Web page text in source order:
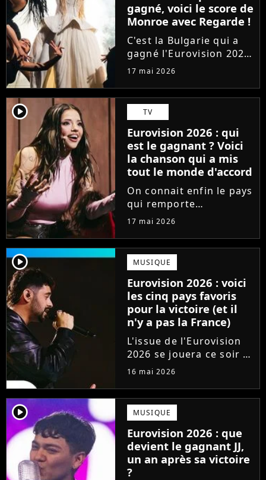
gagné, voici le score de
Monroe avec Regarde !
C'est la Bulgarie qui a
gagné l'Eurovision 2026
à la surprise générale.
la France, qui était
représentée par la
chanteuse Monroe avec
le titre lyrique
"Regarde"...
17 mai 2026
player2 TV
Eurovision 2026 : qui
est le gagnant ? Voici
la chanson qui a mis
tout le monde d'accord
On connait enfin le pays
qui remporte
l'Eurovision 2026 ! Un
Love pour l'Autriche, qui
soulève le trophée et
surclasse toute la
concurrence ?
17 mai 2026
player2 MUSIQUE
Eurovision 2026 : voici
les cinq pays favoris
pour la victoire (et il
n'y a pas la France)
L'issue de l'Eurovision
2026 se jouera ce soir !
En direct de Vienne, les
finale du concours vont
s'affronter pour gagner
le coeur du jury et du
public. Qui...
16 mai 2026
player2 MUSIQUE
Eurovision 2026 : que
devient le gagnant JJ,
un an après sa victoire
?